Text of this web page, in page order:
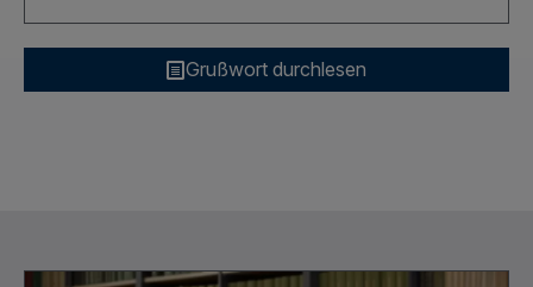
Grußwort durchlesen